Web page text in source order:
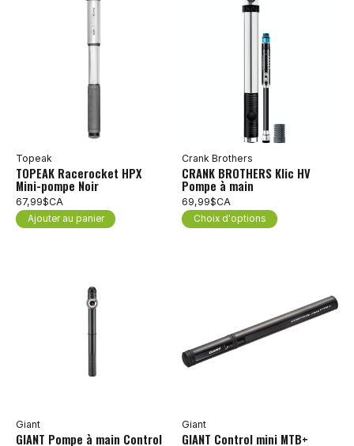
Topeak
TOPEAK Racerocket HPX
Mini-pompe Noir
67,99$CA
Ajouter au panier
Crank Brothers
CRANK BROTHERS Klic HV
Pompe à main
69,99$CA
Choix d'options
Giant
GIANT Pompe à main Control
Giant
GIANT Control mini MTB+